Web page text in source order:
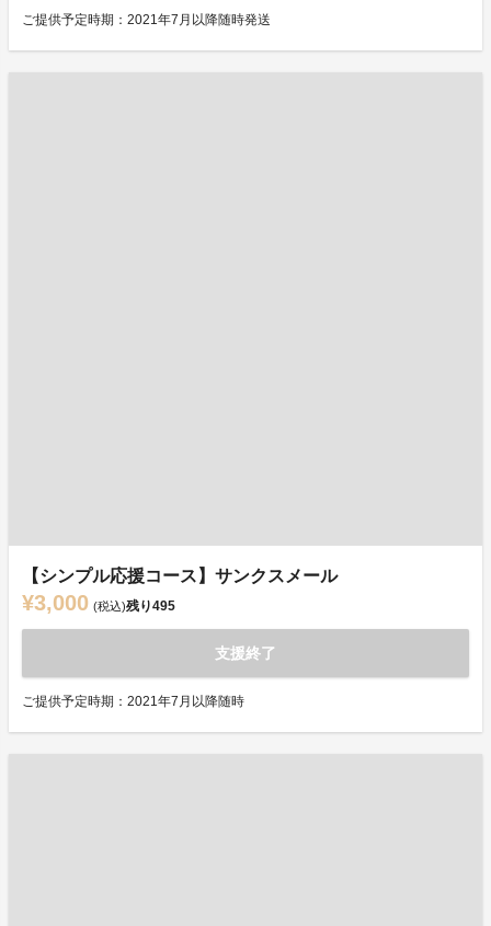
ご提供予定時期：2021年7月以降随時発送
【シンプル応援コース】サンクスメール
¥3,000 (税込)残り495
支援終了
ご提供予定時期：2021年7月以降随時